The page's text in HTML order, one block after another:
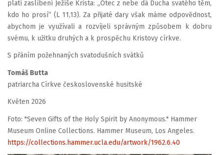
platí zaslíbení Ježíše Krista: „Otec z nebe dá Ducha svatého těm,
kdo ho prosí“ (L 11,13). Za přijaté dary však máme odpovědnost,
abychom je využívali a rozvíjeli správným způsobem k dobru
svému, k užitku druhých a k prospěchu Kristovy církve.
S přáním požehnaných svatodušních svátků
Tomáš Butta
patriarcha Církve československé husitské
Květen 2026
Foto: "Seven Gifts of the Holy Spirit by Anonymous." Hammer
Museum Online Collections. Hammer Museum, Los Angeles.
https://collections.hammer.ucla.edu/artwork/1962.6.40